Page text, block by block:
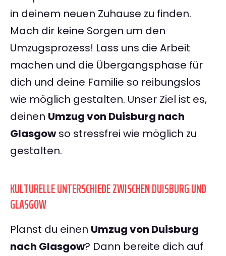
in deinem neuen Zuhause zu finden.
Mach dir keine Sorgen um den
Umzugsprozess! Lass uns die Arbeit
machen und die Übergangsphase für
dich und deine Familie so reibungslos
wie möglich gestalten. Unser Ziel ist es,
deinen Umzug von Duisburg nach
Glasgowso stressfrei wie möglich zu
gestalten.
KULTURELLE UNTERSCHIEDE ZWISCHEN DUISBURG UND
GLASGOW
Planst du einen Umzug von Duisburg
nach Glasgow? Dann bereite dich auf